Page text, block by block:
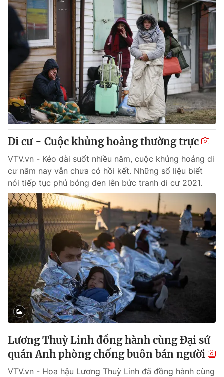
Di cư - Cuộc khủng hoảng thường trực
VTV.vn - Kéo dài suốt nhiều năm, cuộc khủng hoảng di
cư năm nay vẫn chưa có hồi kết. Những số liệu biết
nói tiếp tục phủ bóng đen lên bức tranh di cư 2021.
Lương Thuỳ Linh đồng hành cùng Đại sứ
quán Anh phòng chống buôn bán người
VTV.vn - Hoa hậu Lương Thuỳ Linh đã đồng hành cùng